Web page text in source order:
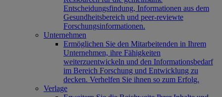
Entscheidungsfindung, Informationen aus dem
Gesundheitsbereich und peer-reviewte
Forschungsinformationen.
Unternehmen
Ermöglichen Sie den Mitarbeitenden in Ihrem
Unternehmen, ihre Fähigkeiten
weiterzuentwickeln und den Informationsbedarf
im Bereich Forschung und Entwicklung zu
decken. Verhelfen Sie ihnen so zum Erfolg.
Verlage